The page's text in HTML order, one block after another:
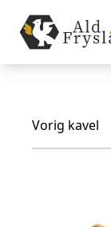
Vorig kavel